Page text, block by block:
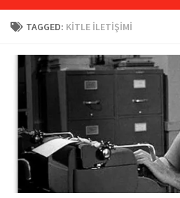
TAGGED: KITLE ILETIŞIMI